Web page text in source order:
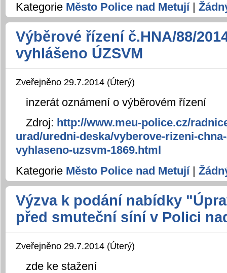
Kategorie Město Police nad Metují|
Výběrové řízení č.HNA/88/
vyhlášeno ÚZSVM
Zveřejněno 29.7.2014 (Úterý)
inzerát oznámení o výběrovém řízení
Zdroj: http://www.meu-police.cz/
urad/uredni-deska/vyberove-rizeni-
vyhlaseno-uzsvm-1869.html
Kategorie Město Police nad Metují|
Výzva k podání nabídky
před smuteční síní v Polici
Zveřejněno 29.7.2014 (Úterý)
zde ke stažení